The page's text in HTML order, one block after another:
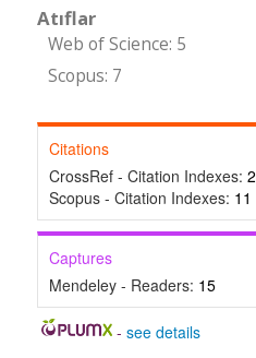
Atıflar
Web of Science: 5
Scopus: 7
Citations
CrossRef - Citation Indexes: 2
Scopus - Citation Indexes: 11
Captures
Mendeley - Readers: 15
-see details